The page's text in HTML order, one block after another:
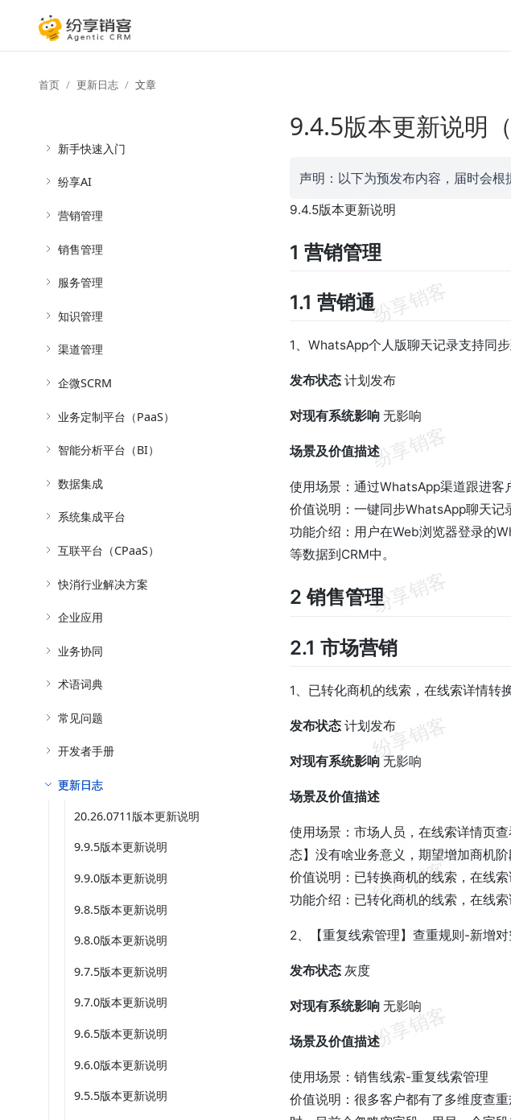
首页 更新日志 文章
新手快速入门
纷享AI
营销管理
销售管理
服务管理
知识管理
渠道管理
企微SCRM
业务定制平台（PaaS）
智能分析平台（BI）
数据集成
系统集成平台
互联平台（CPaaS）
快消行业解决方案
企业应用
业务协同
术语词典
常见问题
开发者手册
更新日志
20.26.0711版本更新说明
9.9.5版本更新说明
9.9.0版本更新说明
9.8.5版本更新说明
9.8.0版本更新说明
9.7.5版本更新说明
9.7.0版本更新说明
9.6.5版本更新说明
9.6.0版本更新说明
9.5.5版本更新说明
9.4.5版本更新说明（
声明：以下为预发布内容，届时会根
9.4.5版本更新说明
1 营销管理
1.1 营销通
1、WhatsApp个人版聊天记录支持同
发布状态 计划发布
对现有系统影响 无影响
场景及价值描述
使用场景：通过WhatsApp渠道跟进客
价值说明：一键同步WhatsApp聊天记
功能介绍：用户在Web浏览器登录的
等数据到CRM中。
2 销售管理
2.1 市场营销
1、已转化商机的线索，在线索详情转
发布状态 计划发布
对现有系统影响无影响
场景及价值描述
使用场景：市场人员，在线索详情页
态】没有啥业务意义，期望增加商机阶
价值说明：已转换商机的线索，在线
功能介绍：已转化商机的线索，在线
2、【重复线索管理】查重规则-新增
发布状态 灰度
对现有系统影响 无影响
场景及价值描述
使用场景：销售线索-重复线索管理
价值说明：很多客户都有了多维度查